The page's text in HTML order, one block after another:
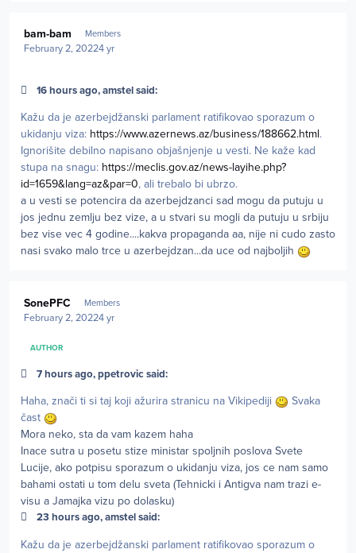
bam-bam Members
February 2, 20224 yr
16 hours ago, amstel said:
Kažu da je azerbejdžanski parlament ratifikovao sporazum o
ukidanju viza: https://www.azernews.az/business/188662.html.
Ignorišite debilno napisano objašnjenje u vesti. Ne kaže kad
stupa na snagu: https://meclis.gov.az/news-layihe.php?
id=1659&lang=az&par=0, ali trebalo bi ubrzo.
a u vesti se potencira da azerbejdzanci sad mogu da putuju u
jos jednu zemlju bez vize, a u stvari su mogli da putuju u srbiju
bez vise vec 4 godine....kakva propaganda aa, nije ni cudo zasto
nasi svako malo trce u azerbejdzan...da uce od najboljih
SonePFC Members
February 2, 20224 yr
AUTHOR
7 hours ago, ppetrovic said:
Haha, znači ti si taj koji ažurira stranicu na Vikipediji
Svaka
čast
Mora neko, sta da vam kazem haha
Inace sutra u posetu stize ministar spoljnih poslova Svete
Lucije, ako potpisu sporazum o ukidanju viza, jos ce nam samo
bahami ostati u tom delu sveta (Tehnicki i Antigva nam trazi e-
visu a Jamajka vizu po dolasku)
23 hours ago, amstel said:
Kažu da je azerbejdžanski parlament ratifikovao sporazum o